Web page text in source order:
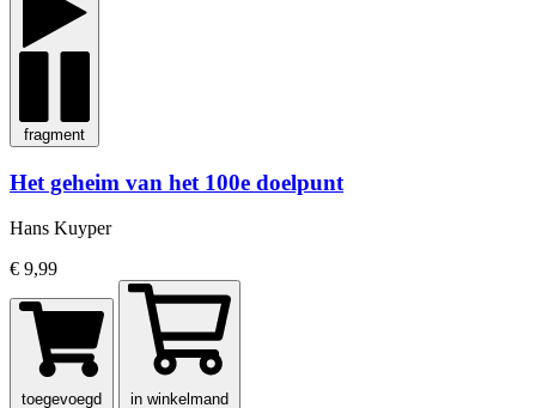
fragment
Het geheim van het 100e doelpunt
Hans Kuyper
€ 9,99
toegevoegd in winkelmand